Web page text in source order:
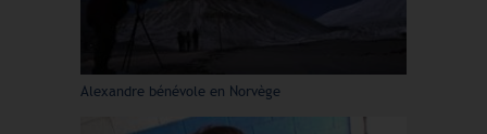
Alexandre bénévole en Norvège